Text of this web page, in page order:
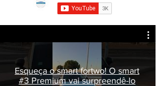
Esqueça o smart fortwo! O smart
#3 Premium vai surpreendê-lo